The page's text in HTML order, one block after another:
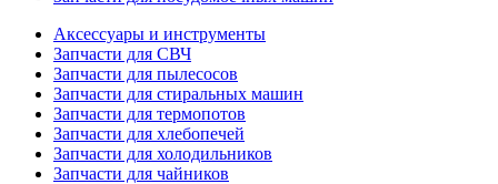
Аксессуары и инструменты
Запчасти для СВЧ
Запчасти для пылесосов
Запчасти для стиральных машин
Запчасти для термопотов
Запчасти для хлебопечей
Запчасти для холодильников
Запчасти для чайников